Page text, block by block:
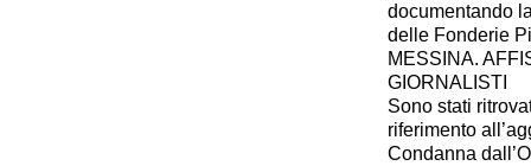
documentando
delle Fonderie
MESSINA.
GIORNALISTI
Sono stati
riferimento
Condanna